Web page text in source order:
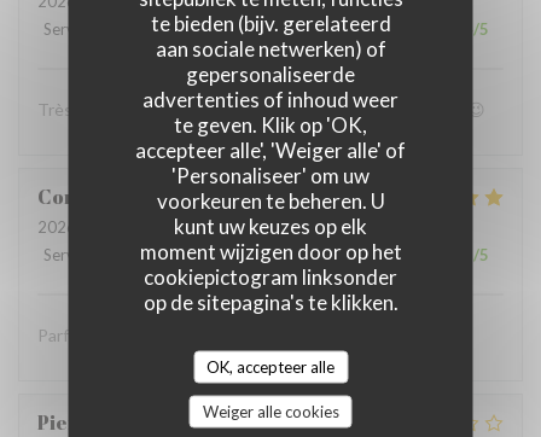
te bieden (bijv. gerelateerd
aan sociale netwerken) of
gepersonaliseerde
advertenties of inhoud weer
te geven. Klik op 'OK,
accepteer alle', 'Weiger alle' of
'Personaliseer' om uw
voorkeuren te beheren. U
kunt uw keuzes op elk
moment wijzigen door op het
cookiepictogram linksonder
op de sitepagina's te klikken.
OK, accepteer alle
Weiger alle cookies
Service
Atmosfeer:4/5 Keuken:5/5 Kwaliteit / Prijs /5
Très bon accueil et patron super sympa Personnel au top😉
Coralie
2026-07-05
- 12:15 - Gasten 4
Service
Atmosfeer: 5/5 Keuken:5/5 Kwaliteit / Prijs /5
Parfait comme toujours !
Pierre